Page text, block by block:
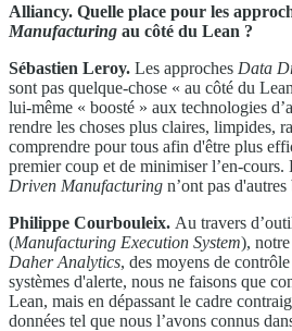
Alliancy. Quelle place pour les
Manufacturing au côté du Lean ?
Sébastien Leroy. Les approches Data
sont pas quelque-chose « au côté du
lui-même « boosté » aux technologies
rendre les choses plus claires, limpides,
comprendre pour tous afin d'être plus
premier coup et de minimiser l’en-cours.
Driven Manufacturing n’ont pas d'autres
Philippe Courbouleix. Au travers
(Manufacturing Execution System),
Daher Analytics, des moyens de
systèmes d'alerte, nous ne faisons que
Lean, mais en dépassant le cadre
données tel que nous l’avons connus